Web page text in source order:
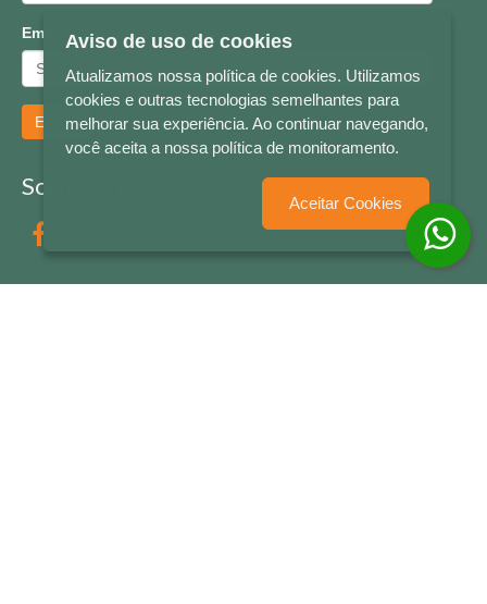
Email:
Enviar
Socialize conosco
Aviso de uso de cookies
Atualizamos nossa política de cookies. Utilizamos
cookies e outras tecnologias semelhantes para
melhorar sua experiência. Ao continuar navegando,
você aceita a nossa política de monitoramento.
Aceitar Cookies